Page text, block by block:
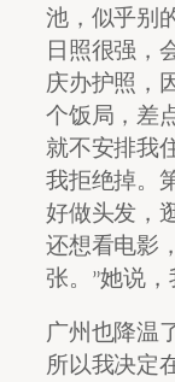
池，似乎别
日照很强，
庆办护照，
个饭局，差
就不安排我
我拒绝掉。
好做头发，
还想看电影
张。”她说，
广州也降温
所以我决定